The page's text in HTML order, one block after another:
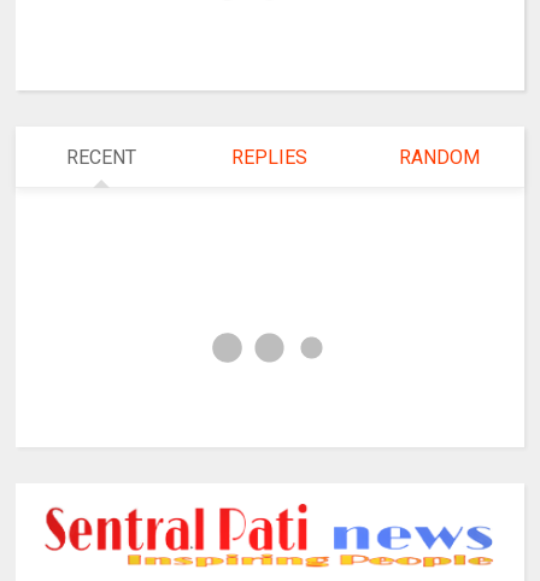
RECENT REPLIES RANDOM